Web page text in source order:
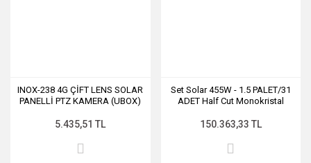
INOX-238 4G ÇİFT LENS SOLAR
PANELLİ PTZ KAMERA (UBOX)
5.435,51 TL
Set Solar 455W - 1.5 PALET/31
ADET Half Cut Monokristal
150.363,33 TL